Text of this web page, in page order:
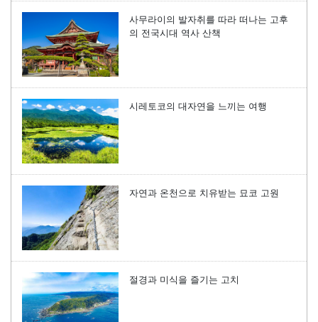
사무라이의 발자취를 따라 떠나는 고후
의 전국시대 역사 산책
시레토코의 대자연을 느끼는 여행
자연과 온천으로 치유받는 묘코 고원
절경과 미식을 즐기는 고치